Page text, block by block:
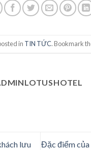
in TIN TỨC. Bookmark
lưu
Đặc điểm